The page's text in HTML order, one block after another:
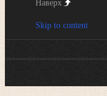
Наверх
Skip to content